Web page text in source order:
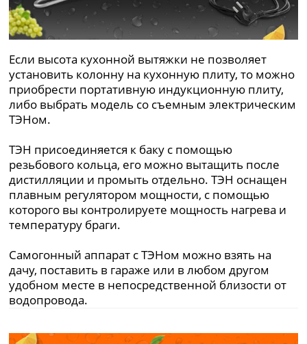
Если высота кухонной вытяжки не позволяет
установить колонну на кухонную плиту, то можно
приобрести портативную индукционную плиту,
либо выбрать модель со съемным электрическим
ТЭНом.
ТЭН присоединяется к баку с помощью
резьбового кольца, его можно вытащить после
дистилляции и промыть отдельно. ТЭН оснащен
плавным регулятором мощности, с помощью
которого вы контролируете мощность нагрева и
температуру браги.
Самогонный аппарат с ТЭНом можно взять на
дачу, поставить в гараже или в любом другом
удобном месте в непосредственной близости от
водопровода.